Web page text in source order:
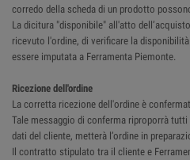
corredo della scheda di un prodotto
La dicitura "disponibile" all'atto
ricevuto l'ordine, di verificare la
essere imputata a Ferramenta Piemonte.
Ricezione dell'ordine
La corretta ricezione dell'ordine è
Tale messaggio di conferma riproporrà
dati del cliente, metterà l’ordine in
Il contratto stipulato tra il cliente e